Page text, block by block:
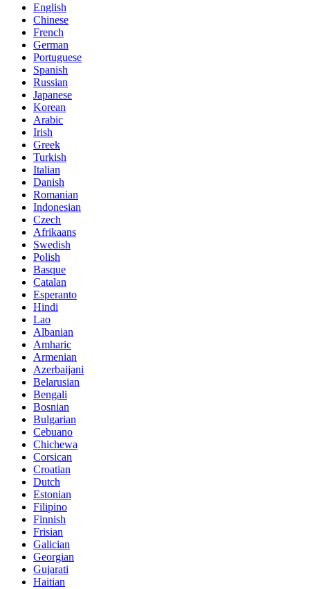
English
Chinese
French
German
Portuguese
Spanish
Russian
Japanese
Korean
Arabic
Irish
Greek
Turkish
Italian
Danish
Romanian
Indonesian
Czech
Afrikaans
Swedish
Polish
Basque
Catalan
Esperanto
Hindi
Lao
Albanian
Amharic
Armenian
Azerbaijani
Belarusian
Bengali
Bosnian
Bulgarian
Cebuano
Chichewa
Corsican
Croatian
Dutch
Estonian
Filipino
Finnish
Frisian
Galician
Georgian
Gujarati
Haitian